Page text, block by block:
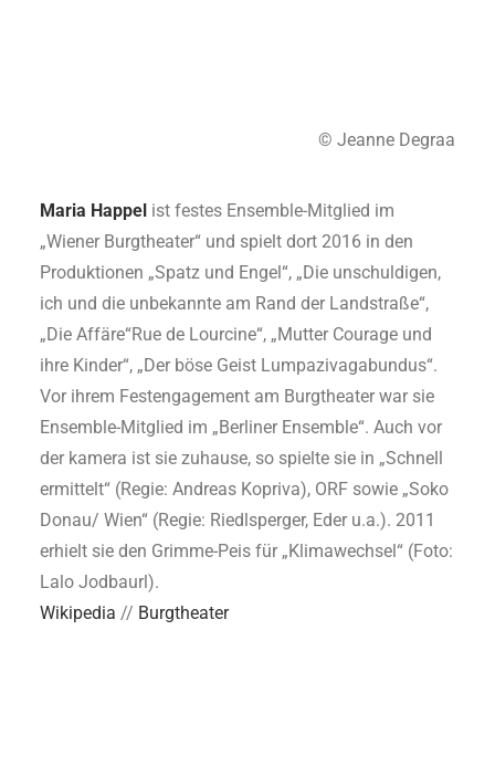
© Jeanne Degraa
Maria Happel ist festes Ensemble-Mitglied im
„Wiener Burgtheater“ und spielt dort 2016 in den
Produktionen „Spatz und Engel“, „Die unschuldigen,
ich und die unbekannte am Rand der Landstraße“,
„Die Affäre“Rue de Lourcine“, „Mutter Courage und
ihre Kinder“, „Der böse Geist Lumpazivagabundus“.
Vor ihrem Festengagement am Burgtheater war sie
Ensemble-Mitglied im „Berliner Ensemble“. Auch vor
der kamera ist sie zuhause, so spielte sie in „Schnell
ermittelt“ (Regie: Andreas Kopriva), ORF sowie „Soko
Donau/ Wien“ (Regie: Riedlsperger, Eder u.a.). 2011
erhielt sie den Grimme-Peis für „Klimawechsel“ (Foto:
Lalo Jodbaurl).
Wikipedia // Burgtheater